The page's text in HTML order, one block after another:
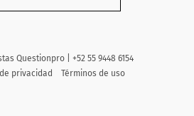
Questionpro | +52 55 9448 6154
privacidad Términos de uso